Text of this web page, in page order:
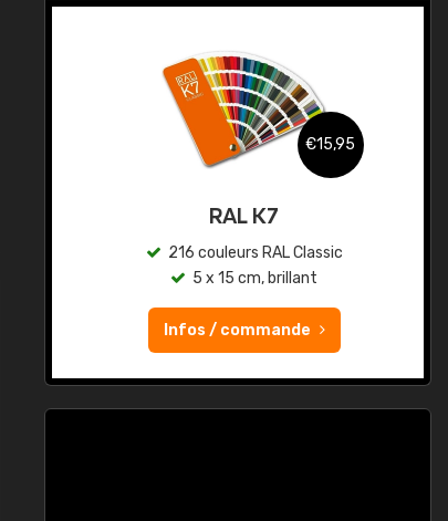
€15,95
RAL K7
216 couleurs RAL Classic
5 x 15 cm, brillant
Infos / commande